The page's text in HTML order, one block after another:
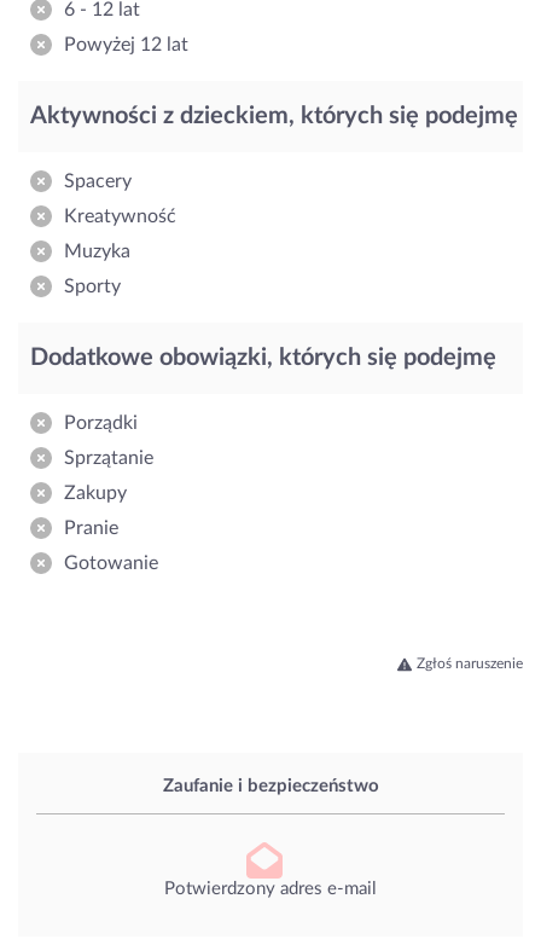
Zaufanie i bezpieczeństwo
Potwierdzony adres e-mail
6 - 12 lat
Powyżej 12 lat
Aktywności z dzieckiem, których się podejmę
Spacery
Kreatywność
Muzyka
Sporty
Dodatkowe obowiązki, których się podejmę
Porządki
Sprzątanie
Zakupy
Pranie
Gotowanie
Zgłoś naruszenie